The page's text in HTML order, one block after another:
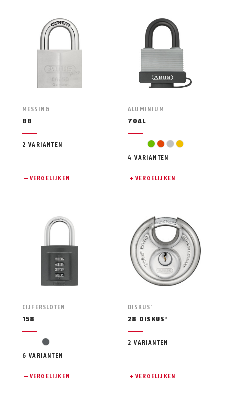
MESSING
88
2 VARIANTEN
VERGELIJKEN
ALUMINIUM
70AL
groenoranje
zilver
geel
4 VARIANTEN
VERGELIJKEN
CIJFERSLOTEN
158
grijs
6 VARIANTEN
VERGELIJKEN
DISKUS ®
28 DISKUS ®
2 VARIANTEN
VERGELIJKEN